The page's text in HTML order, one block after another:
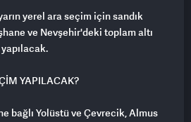
yerel ara seçim için sandık
ve Nevşehir'deki toplam altı
YAPILACAK?
bağlı Yolüstü ve Çevrecik, Almus